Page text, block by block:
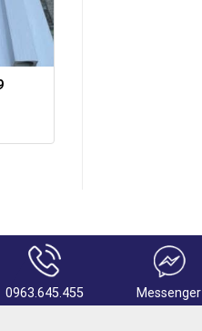
0963.645.455 Messenger